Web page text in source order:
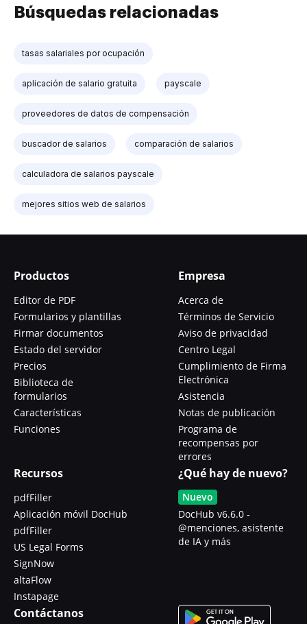
Búsquedas relacionadas
tasas salariales por ocupación
aplicación de salario gratuita payscale
proveedores de datos de compensación
buscador de salarios comparación de salarios
calculadora de salarios payscale
mejores sitios web de salarios
Productos
Editor de PDF
Formularios y plantillas
Firmar documentos
Estado del servidor
Precios
Biblioteca de
formularios
Características
Funciones
Empresa
Acerca de
Términos de Servicio
Aviso de privacidad
Centro Legal
Cumplimiento de Firma
Electrónica
Asistencia
Notas de publicación
Programa de
recompensas por
errores
Recursos
pdfFiller
Aplicación móvil DocHub
pdfFiller
US Legal Forms
SignNow
altaFlow
Instapage
¿Qué hay de nuevo?
Nuevo
DocHub v6.6.0 -
@menciones, asistente
de IA y más
Contáctanos